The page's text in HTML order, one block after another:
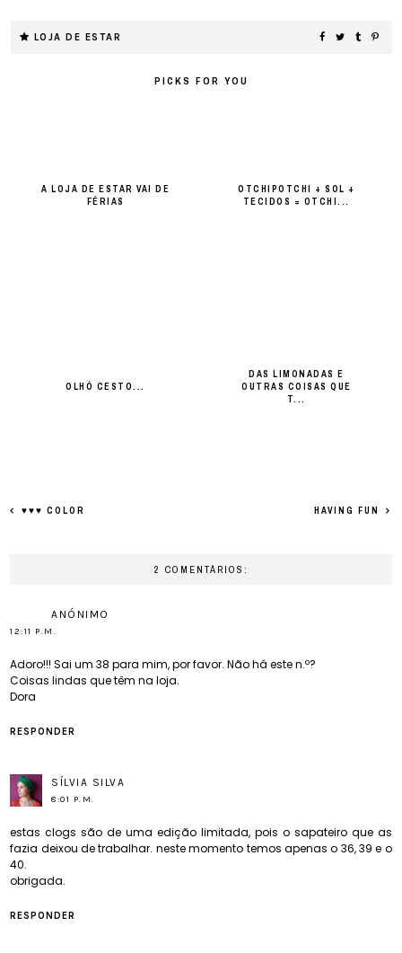
LOJA DE ESTAR
PICKS FOR YOU
A LOJA DE ESTAR VAI DE
FÉRIAS
OTCHIPOTCHI + SOL +
TECIDOS = OTCHI...
OLHÓ CESTO...
DAS LIMONADAS E
OUTRAS COISAS QUE
T...
♥♥♥ COLOR HAVING FUN
2 COMENTÁRIOS:
ANÓNIMO
12:11 P.M.
Adoro!!! Sai um 38 para mim, por favor. Não há este n.º?
Coisas lindas que têm na loja.
Dora
RESPONDER
SÍLVIA SILVA
8:01 P.M.
estas clogs são de uma edição limitada, pois o sapateiro que as
fazia deixou de trabalhar. neste momento temos apenas o 36, 39 e o
40.
obrigada.
RESPONDER